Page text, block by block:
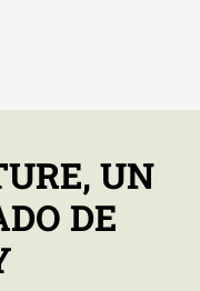
UN
DE